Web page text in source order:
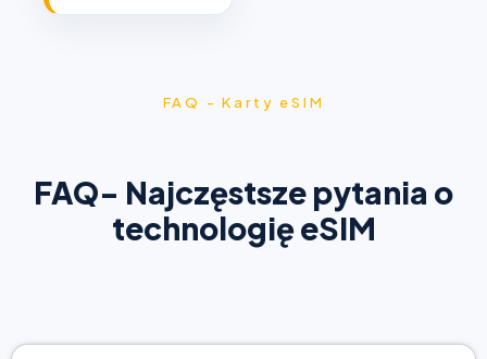
FAQ - Karty eSIM
FAQ- Najczęstsze pytania o
technologię eSIM